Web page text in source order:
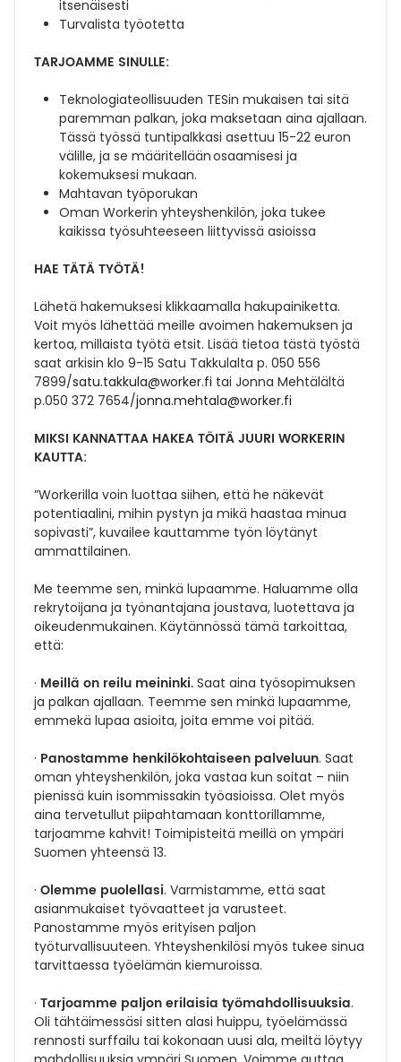
itsenäisesti
Turvalista työotetta
TARJOAMME SINULLE:
Teknologiateollisuuden TESin mukaisen tai sitä
paremman palkan, joka maksetaan aina ajallaan.
Tässä työssä tuntipalkkasi asettuu 15-22 euron
välille, ja se määritellään osaamisesi ja
kokemuksesi mukaan.
Mahtavan työporukan
Oman Workerin yhteyshenkilön, joka tukee
kaikissa työsuhteeseen liittyvissä asioissa
HAE TÄTÄ TYÖTÄ!
Lähetä hakemuksesi klikkaamalla hakupainiketta.
Voit myös lähettää meille avoimen hakemuksen ja
kertoa, millaista työtä etsit. Lisää tietoa tästä työstä
saat arkisin klo 9-15 Satu Takkulalta p. 050 556
7899/satu.takkula@worker.fi tai Jonna Mehtälältä
p.050 372 7654/jonna.mehtala@worker.fi
MIKSI KANNATTAA HAKEA TÖITÄ JUURI WORKERIN
KAUTTA:
”Workerilla voin luottaa siihen, että he näkevät
potentiaalini, mihin pystyn ja mikä haastaa minua
sopivasti”, kuvailee kauttamme työn löytänyt
ammattilainen.
Me teemme sen, minkä lupaamme. Haluamme olla
rekrytoijana ja työnantajana joustava, luotettava ja
oikeudenmukainen. Käytännössä tämä tarkoittaa,
että:
· Meillä on reilu meininki. Saat aina työsopimuksen
ja palkan ajallaan. Teemme sen minkä lupaamme,
emmekä lupaa asioita, joita emme voi pitää.
· Panostamme henkilökohtaiseen palveluun. Saat
oman yhteyshenkilön, joka vastaa kun soitat – niin
pienissä kuin isommissakin työasioissa. Olet myös
aina tervetullut piipahtamaan konttorillamme,
tarjoamme kahvit! Toimipisteitä meillä on ympäri
Suomen yhteensä 13.
· Olemme puolellasi. Varmistamme, että saat
asianmukaiset työvaatteet ja varusteet.
Panostamme myös erityisen paljon
työturvallisuuteen. Yhteyshenkilösi myös tukee sinua
tarvittaessa työelämän kiemuroissa.
· Tarjoamme paljon erilaisia työmahdollisuuksia.
Oli tähtäimessäsi sitten alasi huippu, työelämässä
rennosti surffailu tai kokonaan uusi ala, meiltä löytyy